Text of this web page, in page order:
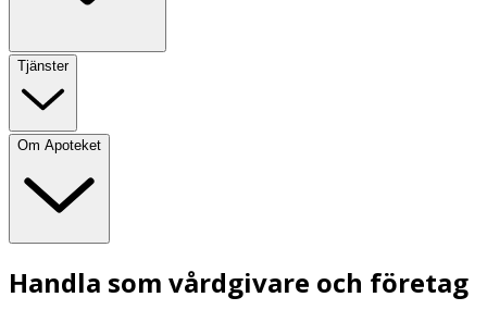
Tjänster
Om Apoteket
Handla som vårdgivare och företag